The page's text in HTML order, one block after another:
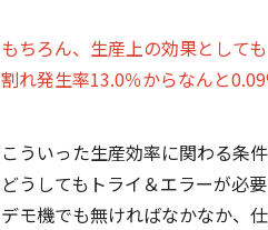
もちろん、生産上の効果としても
割れ発生率13.0％からなんと
こういった生産効率に関わる条
どうしてもトライ＆エラーが必要
デモ機でも無ければなかなか、